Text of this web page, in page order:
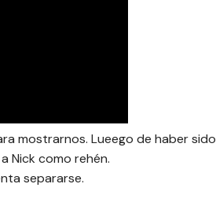
mostrarnos. Lueego de haber sido
Nick como rehén.
separarse.